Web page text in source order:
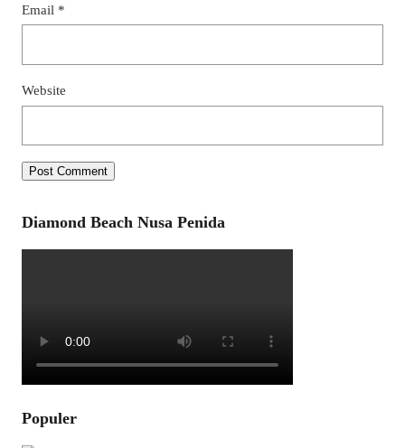
Email *
Website
Diamond Beach Nusa Penida
Populer